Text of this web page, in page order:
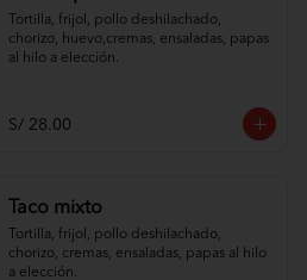
Tortilla, frijol, pollo deshilachado,
chorizo, huevo,cremas, ensaladas, papas
al hilo a elección.
S/ 28.00
Taco mixto
Tortilla, frijol, pollo deshilachado,
chorizo, cremas, ensaladas, papas al hilo
a elección.